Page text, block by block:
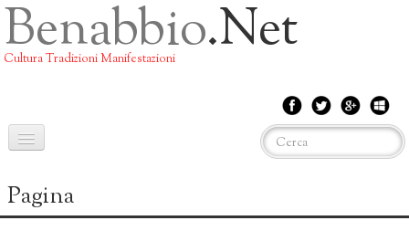
Benabbio.net
Cultura Tradizioni Manifestazioni
EVENTI
Pagina